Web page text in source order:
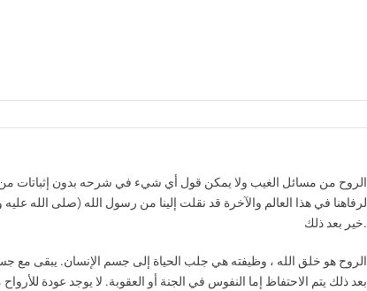
الروح من مسائل الغيب ولا يمكن قول أي شيء في شرحه بدون إثباتات من
لرفاهنا في هذا العالم والآخرة قد نقلت إلينا من رسول الله (صلى الله
خير بعد ذلك.
الروح هو خلق الله ، وظيفته هي جلب الحياة إلى جسم الإنسان. يبقى مع
بعد ذلك يتم الاحتفاظ إما النفوس في الجنة أو العقوبة. لا يوجد عودة